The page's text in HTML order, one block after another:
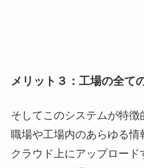
メリット３：工場の全て
そしてこのシステムが特徴
職場や工場内のあらゆる情
クラウド上にアップロード